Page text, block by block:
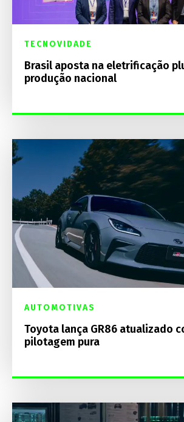
TECNOVIDADE
Brasil aposta na eletrificação
produção nacional
AUTOMOTIVAS
Toyota lança GR86 atualizado
pilotagem pura